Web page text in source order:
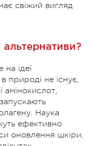
свіжий вигляд
ідеї
природі не існує,
амінокислот,
Наука
ефективно
оновлення шкіри,